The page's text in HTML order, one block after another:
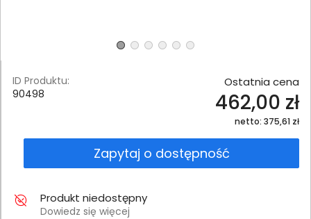
ID Produktu:
90498
Ostatnia cena
462,00 zł
netto: 375,61 zł
Zapytaj o dostępność
Produkt niedostępny
Dowiedz się więcej